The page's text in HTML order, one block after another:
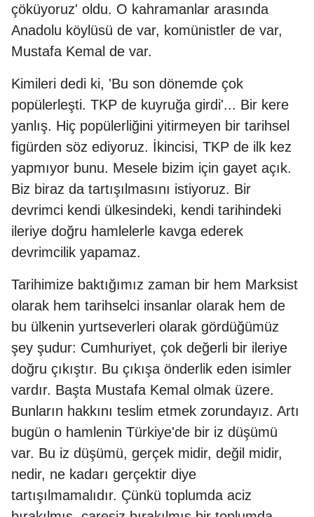
çöküyoruz' oldu. O kahramanlar arasında
Anadolu köylüsü de var, komünistler de var,
Mustafa Kemal de var.
Kimileri dedi ki, 'Bu son dönemde çok
popülerleşti. TKP de kuyruğa girdi'... Bir kere
yanlış. Hiç popülerliğini yitirmeyen bir tarihsel
figürden söz ediyoruz. İkincisi, TKP de ilk kez
yapmıyor bunu. Mesele bizim için gayet açık.
Biz biraz da tartışılmasını istiyoruz. Bir
devrimci kendi ülkesindeki, kendi tarihindeki
ileriye doğru hamlelerle kavga ederek
devrimcilik yapamaz.
Tarihimize baktığımız zaman bir hem Marksist
olarak hem tarihselci insanlar olarak hem de
bu ülkenin yurtseverleri olarak gördüğümüz
şey şudur: Cumhuriyet, çok değerli bir ileriye
doğru çıkıştır. Bu çıkışa önderlik eden isimler
vardır. Başta Mustafa Kemal olmak üzere.
Bunların hakkını teslim etmek zorundayız. Artı
bugün o hamlenin Türkiye'de bir iz düşümü
var. Bu iz düşümü, gerçek midir, değil midir,
nedir, ne kadarı gerçektir diye
tartışılmamalıdır. Çünkü toplumda aciz